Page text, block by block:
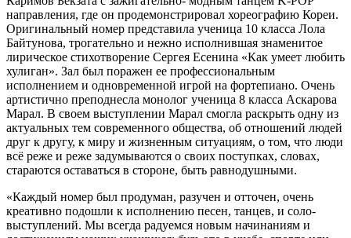
направления, где он продемонстрировал хореографию Кореи.
Оригинальный номер представила ученица 10 класса Лола
Байтунова, трогательно и нежно исполнившая знаменитое
лирическое стихотворение Сергея Есенина «Как умеет любить
хулиган». Зал был поражен ее профессиональным
исполнением и одновременной игрой на фортепиано. Очень
артистично преподнесла монолог ученица 8 класса Аскарова
Марал. В своем выступлении Марал смогла раскрыть одну из
актуальных тем современного общества, об отношений людей
друг к другу, к миру и жизненным ситуациям, о том, что люди
всё реже и реже задумываются о своих поступках, словах,
стараются оставаться в стороне, быть равнодушными.
«Каждый номер был продуман, разучен и отточен, очень
креативно подошли к исполнению песен, танцев, и соло-
выступлений. Мы всегда радуемся новым начинаниям и